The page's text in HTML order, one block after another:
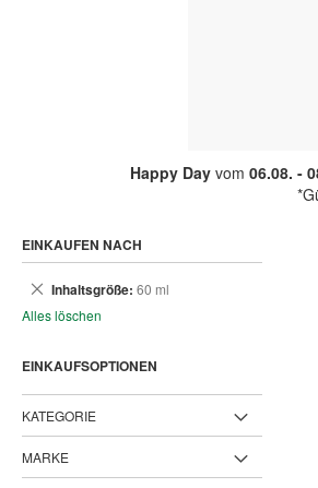
Happy Dayvom 06.08. -
EINKAUFEN NACH
Inhaltsgröße 60 ml
Dies
Alles löschen
EINKAUFSOPTIONEN
KATEGORIE
MARKE